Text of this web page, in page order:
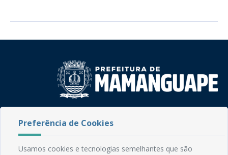
CEP: 58.280-000 - Mamanguape/PB
Fone: (83) 3292-2246
Email: comunicacao@mamanguape.pb.gov.br
Preferência de Cookies
Usamos cookies e tecnologias semelhantes que são